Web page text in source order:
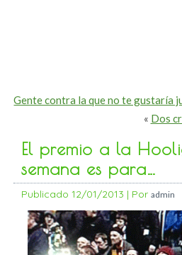
Gente contra la que no te gustaría
« Dos
El premio a la
semana es para…
Publicado 12/01/2013 | Por admin